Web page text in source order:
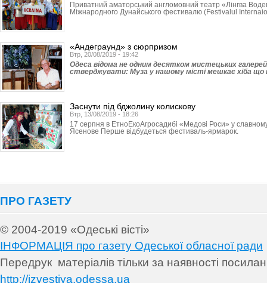
Приватний аматорський англомовний театр «Лінгва
Міжнародного Дунайського фестивалю (Festivalul
«Андеграунд» з сюрпризом
Втр, 20/08/2019 - 19:42
Одеса відома не одним десятком мистецьких
стверджувати: Муза у нашому місті мешкає хіба що
Заснути під бджолину колискову
Втр, 13/08/2019 - 18:26
17 серпня в ЕтноЕкоАгросадибі «Медові Роси» у
Ясенове Перше відбудеться фестиваль-ярмарок.
ПРО ГАЗЕТУ
© 2004-2019 «Одеські вісті»
ІНФОРМАЦІЯ про газету Одеської обласної ради
Передрук матеріалів тільки за наявності
http://izvestiya.odessa.ua